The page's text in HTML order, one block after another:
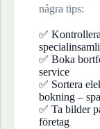
några tips:
✅
✅ Boka
service
✅ Sortera
bokning –
✅ Ta bilder
företag